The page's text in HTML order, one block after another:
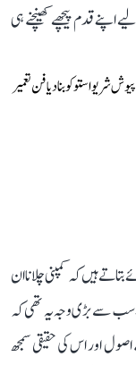
قدم پیچھے کھینچنے ہی
ہیں کہ کمپنی چلانا ان
سب سے بڑی وجہ یہ تھی کہ
اور اس کی حقیقی سمجھ